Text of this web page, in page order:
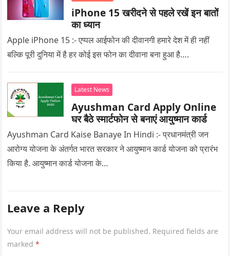
iPhone 15 खरीदने से पहले रखें इन बातों
का ध्यान
Apple iPhone 15 :- एप्पल आईफोन की दीवानगी हमारे देश में ही नहीं
बल्कि पूरी दुनिया में है हर कोई इस फोन का दीवाना बना हुआ है….
Latest News
Ayushman Card Apply Online
घर बैठे स्मार्टफोन से बनाएं आयुष्मान कार्ड
Ayushman Card Kaise Banaye In Hindi :- प्रधानमंत्री जन
आरोग्य योजना के अंतर्गत भारत सरकार ने आयुष्मान कार्ड योजना को प्रारंभ
किया है. आयुष्मान कार्ड योजना के…
Leave a Reply
Your email address will not be published. Required fields are
marked*